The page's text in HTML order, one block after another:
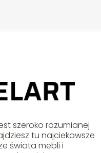
szeroko rozumianej
tu najciekawsze
świata mebli i